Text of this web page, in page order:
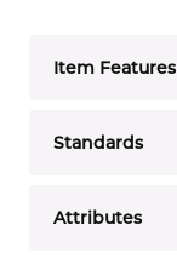
Item Features
Standards
Attributes